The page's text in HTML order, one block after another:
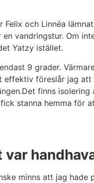
Felix och Linnéa
vandringstur. Om
Yatzy istället.
9 grader.
effektiv föreslår jag att
finns isolering
stanna hemma för
minns att jag hade